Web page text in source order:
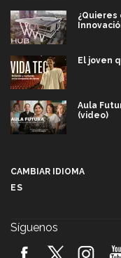
¿Quieres
El joven
Aula
(video)
2026!
CAMBIAR IDIOMA
ES
Síguenos